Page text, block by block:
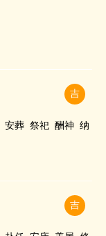
吉
安葬 祭祀 酬神 纳
吉